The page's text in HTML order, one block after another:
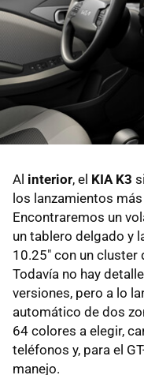
Al interior, el KIA K3
los lanzamientos
Encontraremos un
un tablero delgado y
10.25" con un cluster
Todavía no hay
versiones, pero a lo
automático de dos
64 colores a elegir,
teléfonos y, para el
manejo.